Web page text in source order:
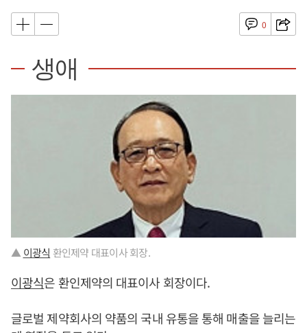
0
생애
▲ 이광식 환인제약 대표이사 회장.
이광식은 환인제약의 대표이사 회장이다.
글로벌 제약회사의 약품의 국내 유통을 통해 매출을 늘리는